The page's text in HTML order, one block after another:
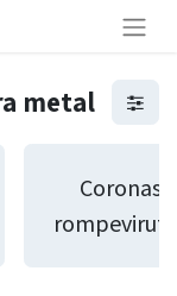
metal
Coronas